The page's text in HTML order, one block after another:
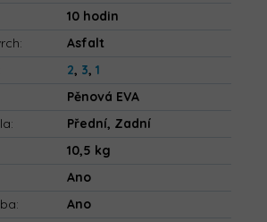
10 hodin
:
Asfalt
2, 3, 1
Pěnová EVA
:
Přední, Zadní
10,5 kg
Ano
:
Ano